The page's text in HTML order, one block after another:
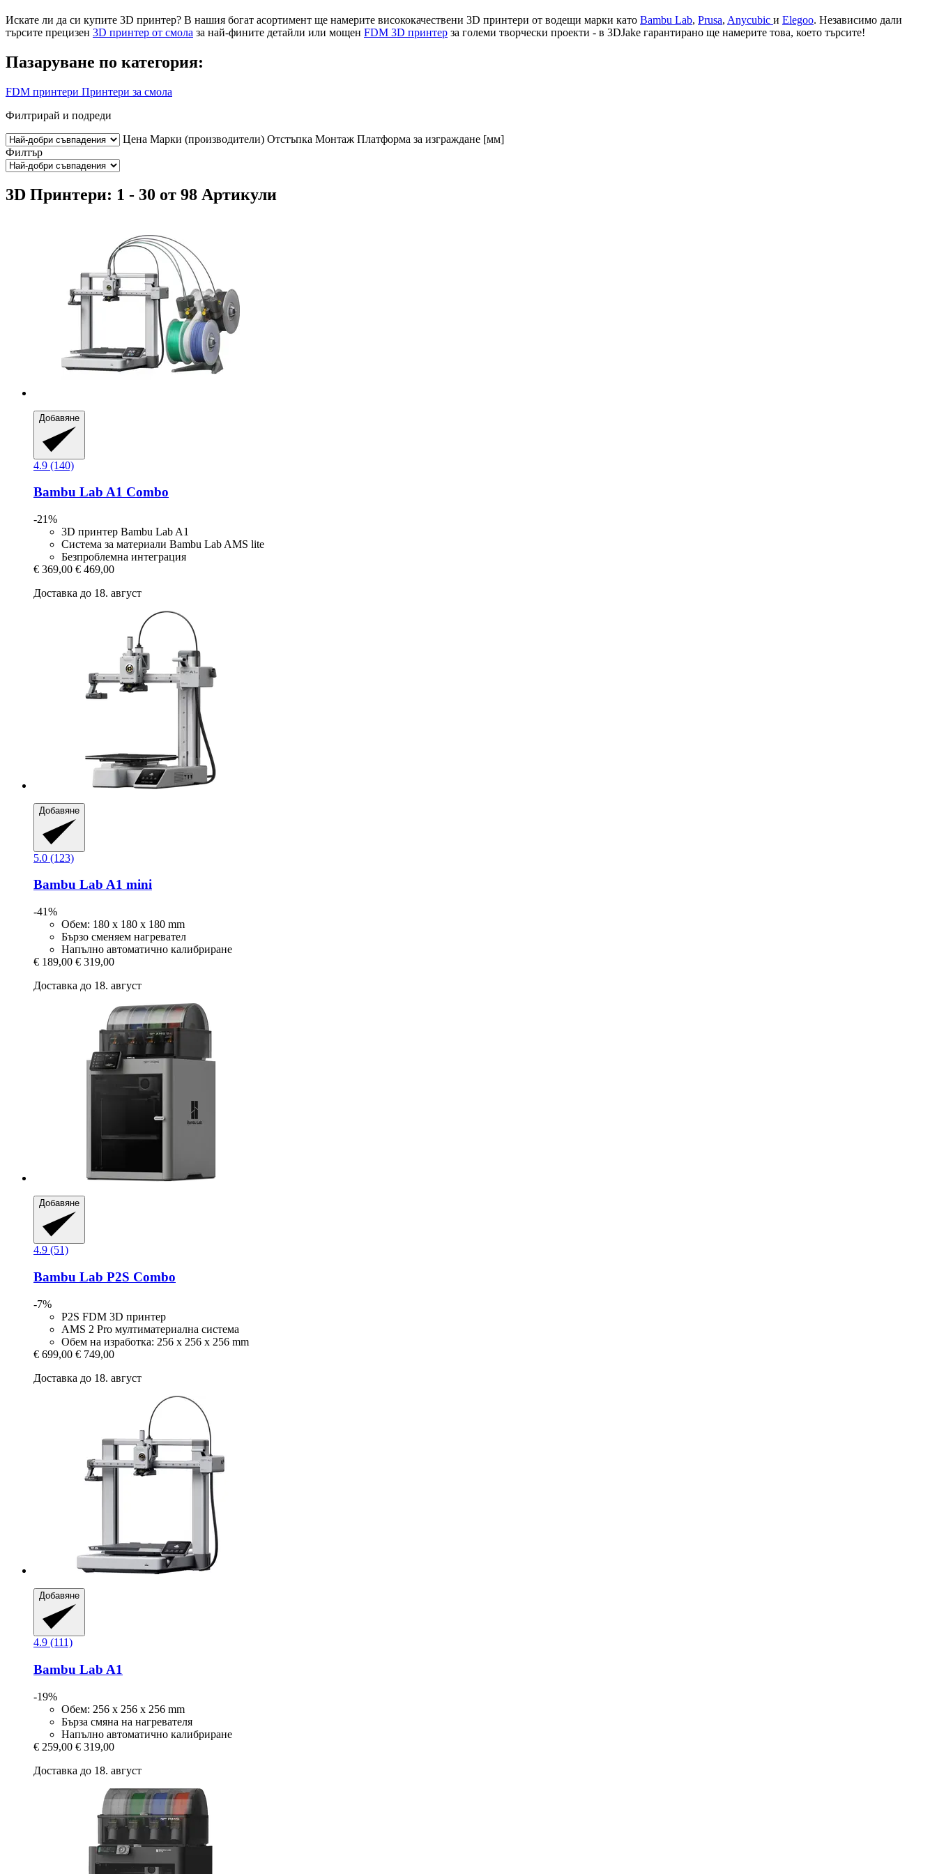
Искате ли да си купите 3D принтер? В нашия богат асортимент ще намерите висококачествени 3D принтери от водещи марки като Bambu Lab, Prusa, Anycubic и Elegoo. Независимо дали
търсите прецизен 3D принтер от смола за най-фините детайли или мощен FDM 3D принтер за големи творчески проекти - в 3DJake гарантирано ще намерите това, което търсите!
Пазаруване по категория:
FDM принтери Принтери за смола
Филтрирай и подреди
Цена Марки (производители) Отстъпка Монтаж Платформа за изграждане [мм]
Филтър
3D Принтери: 1 - 30 от 98 Артикули
Добавяне
4.9 (140)
Bambu Lab A1 Combo
-21%
3D принтер Bambu Lab A1
Система за материали Bambu Lab AMS lite
Безпроблемна интеграция
€ 369,00 € 469,00
Доставка до 18. август
Добавяне
5.0 (123)
Bambu Lab A1 mini
-41%
Обем: 180 x 180 x 180 mm
Бързо сменяем нагревател
Напълно автоматично калибриране
€ 189,00 € 319,00
Доставка до 18. август
Добавяне
4.9 (51)
Bambu Lab P2S Combo
-7%
P2S FDM 3D принтер
AMS 2 Pro мултиматериална система
Обем на изработка: 256 x 256 x 256 mm
€ 699,00 € 749,00
Доставка до 18. август
Добавяне
4.9 (111)
Bambu Lab A1
-19%
Обем: 256 x 256 x 256 mm
Бърза смяна на нагревателя
Напълно автоматично калибриране
€ 259,00 € 319,00
Доставка до 18. август